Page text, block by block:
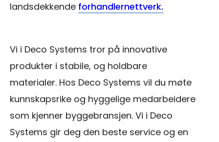
landsdekkende forhandlernettverk.
Vi i Deco Systems tror på innovative
produkter i stabile, og holdbare
materialer. Hos Deco Systems vil du møte
kunnskapsrike og hyggelige medarbeidere
som kjenner byggebransjen. Vi i Deco
Systems gir deg den beste service og en